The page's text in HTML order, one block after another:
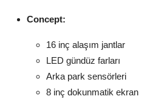
Concept:
16 inç alaşım jantlar
LED gündüz farları
Arka park sensörleri
8 inç dokunmatik ekran